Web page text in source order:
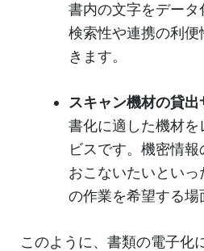
書内の文字をデータ
検索性や連携の利
きます。
スキャン機材の貸出
書化に適した機材
ビスです。機密情
おこないたいとい
の作業を希望する場
このように、書類の電子化